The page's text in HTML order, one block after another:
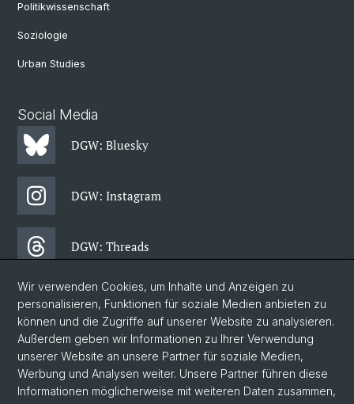
Politikwissenschaft
Soziologie
Urban Studies
Social Media
DGW: Bluesky
DGW: Instagram
DGW: Threads
DGW: Facebook
DGW: Newsletter
Wir verwenden Cookies, um Inhalte und Anzeigen zu
personalisieren, Funktionen für soziale Medien anbieten zu
können und die Zugriffe auf unserer Website zu analysieren.
Außerdem geben wir Informationen zu Ihrer Verwendung
unserer Website an unsere Partner für soziale Medien,
Werbung und Analysen weiter. Unsere Partner führen diese
Informationen möglicherweise mit weiteren Daten zusammen,